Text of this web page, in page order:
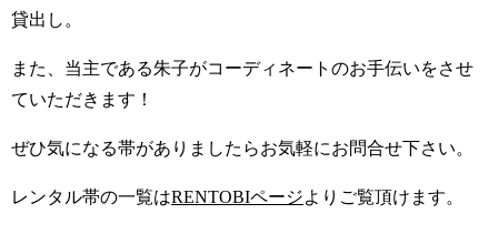
貸出し。
また、当主である朱子がコーディネートのお手伝いをさせ
ていただきます！
ぜひ気になる帯がありましたらお気軽にお問合せ下さい。
レンタル帯の一覧はRENTOBIページよりご覧頂けます。